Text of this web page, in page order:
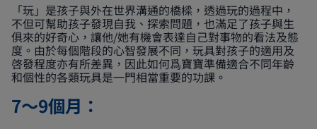
「玩」是孩子與外在世界溝通的橋樑，透過玩的過程中，
不但可幫助孩子發現自我、探索問題，也滿足了孩子與生
俱來的好奇心，讓他/她有機會表達自己對事物的看法及態
度。由於每個階段的心智發展不同，玩具對孩子的適用及
啓發程度亦有所差異，因此如何爲寶寶準備適合不同年齡
和個性的各類玩具是一門相當重要的功課。
7～9個月：